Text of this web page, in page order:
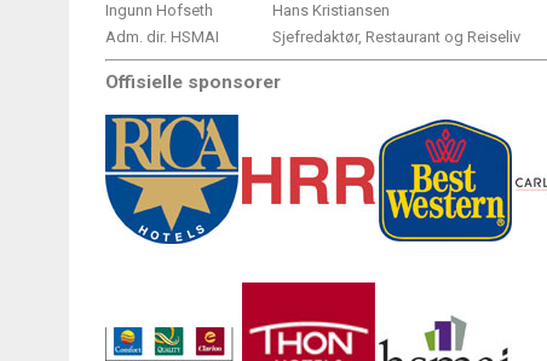
Ingunn Hofseth
Adm. dir. HSMAI
Hans Kristiansen
Sjefredaktør, Restaurant og Reiseliv
Offisielle sponsorer